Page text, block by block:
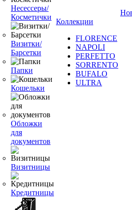
Несессеры/
Косметички
Визитки/
Барсетки
Папки
Кошельки
Обложки
для
документов
Визитницы
Кредитницы
Коллекции
FLORENCE
NAPOLI
PERFETTO
SORRENTO
BUFALO
ULTRA